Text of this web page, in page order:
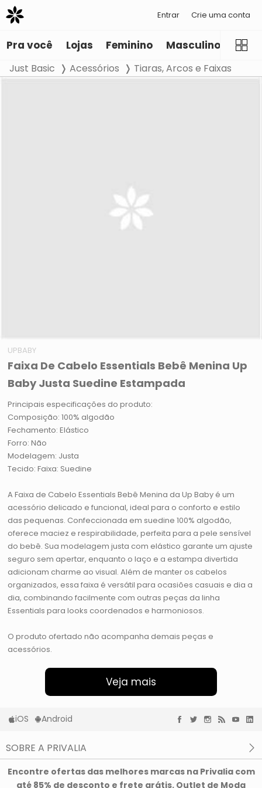
Entrar Crie uma conta
Pra você Lojas Feminino Masculino
Just Basic Acessórios Tiaras, Arcos e Faixas
UPBABY
Faixa De Cabelo Essentials Bebê Menina Up
Baby Justa Suedine Estampada
Principais especificações do produto:
Composição: 100% algodão
Fechamento: Elástico
Forro: Não
Modelagem: Justa
Tecido: Faixa: Suedine
A Faixa de Cabelo Essentials Bebê Menina da Up Baby é um
acessório delicado e funcional, ideal para o conforto e estilo
das pequenas. Confeccionada em suedine 100% algodão,
oferece maciez e respirabilidade, perfeita para a pele sensível
do bebê. Sua modelagem justa com elástico garante um ajuste
seguro sem apertar, enquanto o laço e a estampa divertida
adicionam charme ao visual. Além de manter os cabelos
organizados, essa faixa é versátil para ocasiões casuais e dia a
dia, combinando facilmente com outras peças da linha
Essentials para looks coordenados e harmoniosos.
O produto ofertado não acompanha demais peças e
acessórios.
Veja mais
iOS Android
SOBRE A PRIVALIA
Privacidade e Cookies
Encontre ofertas das melhores marcas na Privalia com
até 85% de desconto e frete grátis. Outlet de Moda